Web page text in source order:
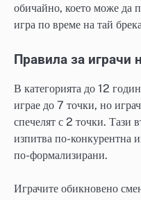
обичайно, което може да
игра по време на тай
Правила за играчи
В категорията до 12
играе до 7 точки, но
спечелят с 2 точки. Тази
изпитва по-конкурентна
по-формализирани.
Играчите обикновено